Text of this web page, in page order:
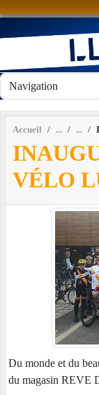
Accueil
VÉLO
Du monde et du
du magasin REVE